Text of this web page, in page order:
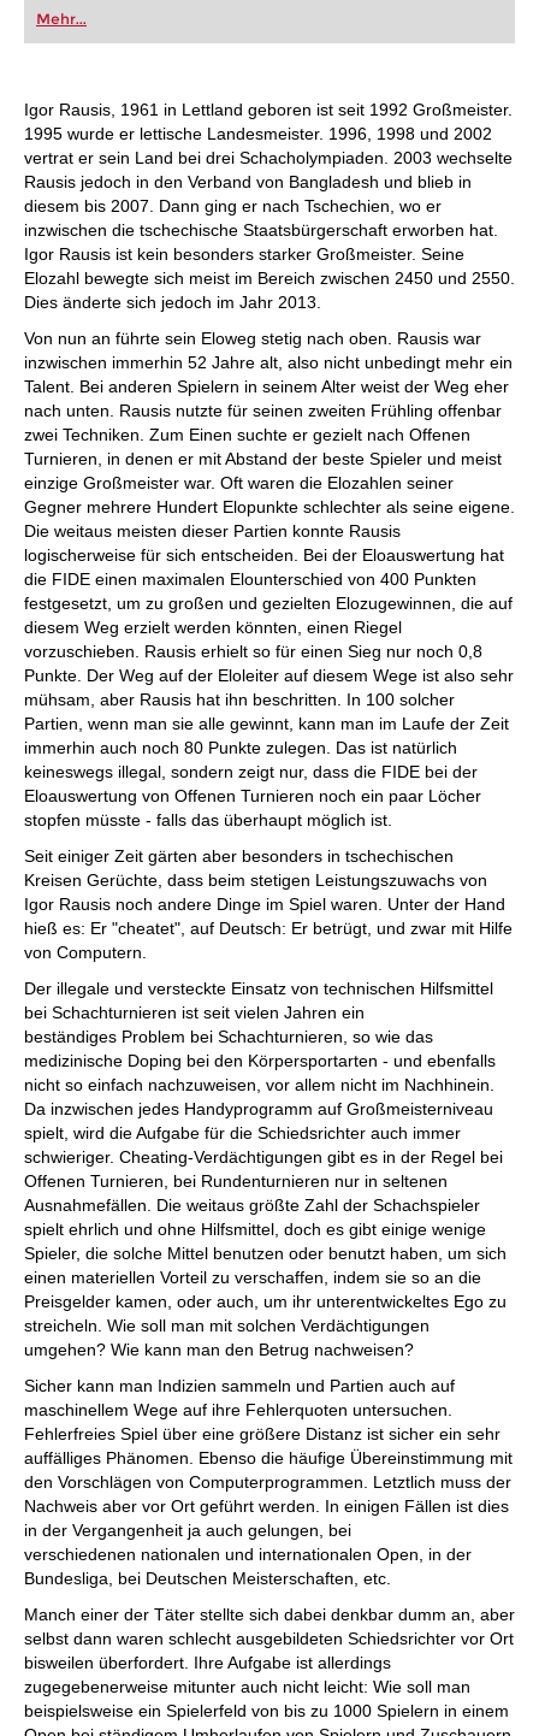
oder bereits auf Turnierniveau spielen: Mit
FRITZ trainieren Sie effizienter, intelligenter und
individueller als je zuvor.
Mehr...
Igor Rausis, 1961 in Lettland geboren ist seit 1992 Großmeister.
1995 wurde er lettische Landesmeister. 1996, 1998 und 2002
vertrat er sein Land bei drei Schacholympiaden. 2003 wechselte
Rausis jedoch in den Verband von Bangladesh und blieb in
diesem bis 2007. Dann ging er nach Tschechien, wo er
inzwischen die tschechische Staatsbürgerschaft erworben hat.
Igor Rausis ist kein besonders starker Großmeister. Seine
Elozahl bewegte sich meist im Bereich zwischen 2450 und 2550.
Dies änderte sich jedoch im Jahr 2013.
Von nun an führte sein Eloweg stetig nach oben. Rausis war
inzwischen immerhin 52 Jahre alt, also nicht unbedingt mehr ein
Talent. Bei anderen Spielern in seinem Alter weist der Weg eher
nach unten. Rausis nutzte für seinen zweiten Frühling offenbar
zwei Techniken. Zum Einen suchte er gezielt nach Offenen
Turnieren, in denen er mit Abstand der beste Spieler und meist
einzige Großmeister war. Oft waren die Elozahlen seiner
Gegner mehrere Hundert Elopunkte schlechter als seine eigene.
Die weitaus meisten dieser Partien konnte Rausis
logischerweise für sich entscheiden. Bei der Eloauswertung hat
die FIDE einen maximalen Elounterschied von 400 Punkten
festgesetzt, um zu großen und gezielten Elozugewinnen, die auf
diesem Weg erzielt werden könnten, einen Riegel
vorzuschieben. Rausis erhielt so für einen Sieg nur noch 0,8
Punkte. Der Weg auf der Eloleiter auf diesem Wege ist also sehr
mühsam, aber Rausis hat ihn beschritten. In 100 solcher
Partien, wenn man sie alle gewinnt, kann man im Laufe der Zeit
immerhin auch noch 80 Punkte zulegen. Das ist natürlich
keineswegs illegal, sondern zeigt nur, dass die FIDE bei der
Eloauswertung von Offenen Turnieren noch ein paar Löcher
stopfen müsste - falls das überhaupt möglich ist.
Seit einiger Zeit gärten aber besonders in tschechischen
Kreisen Gerüchte, dass beim stetigen Leistungszuwachs von
Igor Rausis noch andere Dinge im Spiel waren. Unter der Hand
hieß es: Er "cheatet", auf Deutsch: Er betrügt, und zwar mit Hilfe
von Computern.
Der illegale und versteckte Einsatz von technischen Hilfsmittel
bei Schachturnieren ist seit vielen Jahren ein
beständiges Problem bei Schachturnieren, so wie das
medizinische Doping bei den Körpersportarten - und ebenfalls
nicht so einfach nachzuweisen, vor allem nicht im Nachhinein.
Da inzwischen jedes Handyprogramm auf Großmeisterniveau
spielt, wird die Aufgabe für die Schiedsrichter auch immer
schwieriger. Cheating-Verdächtigungen gibt es in der Regel bei
Offenen Turnieren, bei Rundenturnieren nur in seltenen
Ausnahmefällen. Die weitaus größte Zahl der Schachspieler
spielt ehrlich und ohne Hilfsmittel, doch es gibt einige wenige
Spieler, die solche Mittel benutzen oder benutzt haben, um sich
einen materiellen Vorteil zu verschaffen, indem sie so an die
Preisgelder kamen, oder auch, um ihr unterentwickeltes Ego zu
streicheln. Wie soll man mit solchen Verdächtigungen
umgehen? Wie kann man den Betrug nachweisen?
Sicher kann man Indizien sammeln und Partien auch auf
maschinellem Wege auf ihre Fehlerquoten untersuchen.
Fehlerfreies Spiel über eine größere Distanz ist sicher ein sehr
auffälliges Phänomen. Ebenso die häufige Übereinstimmung mit
den Vorschlägen von Computerprogrammen. Letztlich muss der
Nachweis aber vor Ort geführt werden. In einigen Fällen ist dies
in der Vergangenheit ja auch gelungen, bei
verschiedenen nationalen und internationalen Open, in der
Bundesliga, bei Deutschen Meisterschaften, etc.
Manch einer der Täter stellte sich dabei denkbar dumm an, aber
selbst dann waren schlecht ausgebildeten Schiedsrichter vor Ort
bisweilen überfordert. Ihre Aufgabe ist allerdings
zugegebenerweise mitunter auch nicht leicht: Wie soll man
beispielsweise ein Spielerfeld von bis zu 1000 Spielern in einem